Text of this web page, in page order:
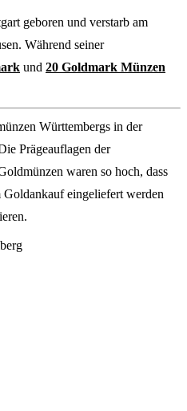
geboren und verstarb am
Während seiner
und 20 Goldmark Münzen
Württembergs in der
Prägeauflagen der
waren so hoch, dass
eingeliefert werden